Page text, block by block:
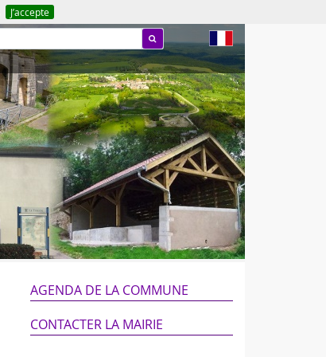
J’accepte
AGENDA DE LA COMMUNE
CONTACTER LA MAIRIE